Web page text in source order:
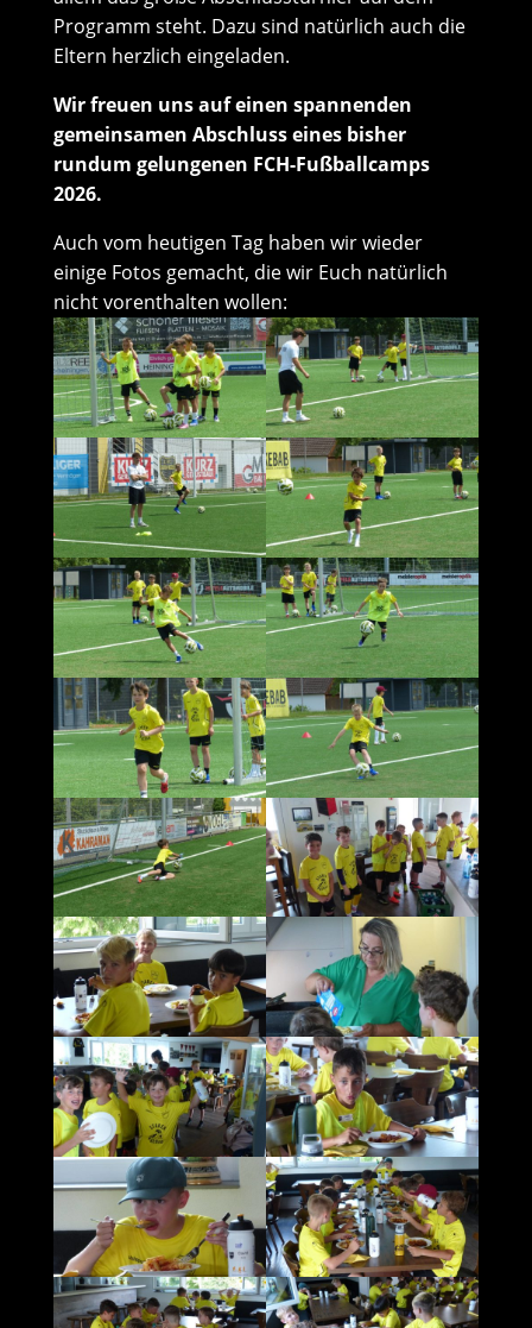
Programm steht. Dazu sind natürlich auch die
Eltern herzlich eingeladen.
Wir freuen uns auf einen spannenden
gemeinsamen Abschluss eines bisher
rundum gelungenen FCH-Fußballcamps
2026.
Auch vom heutigen Tag haben wir wieder
einige Fotos gemacht, die wir Euch natürlich
nicht vorenthalten wollen: